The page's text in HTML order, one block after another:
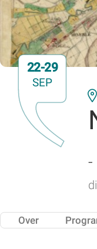
22-29
SEP
-
Over